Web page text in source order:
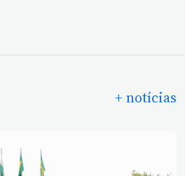
+ notícias